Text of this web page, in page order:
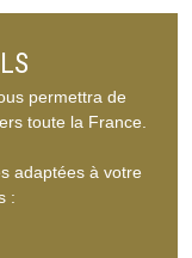
permettra de
toute la France.
adaptées à votre
: